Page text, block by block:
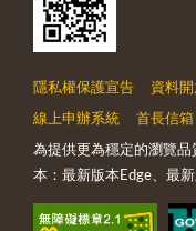
隱私權保護宣告 資料
線上申辦系統 首長信箱
為提供更為穩定的瀏覽
本：最新版本Edge、最